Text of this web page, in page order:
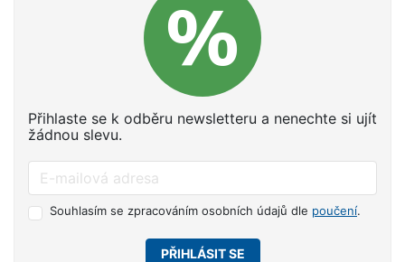
Přihlaste se k odběru newsletteru a nenechte si ujít
žádnou slevu.
Souhlasím se zpracováním osobních údajů dle poučení.
PŘIHLÁSIT SE